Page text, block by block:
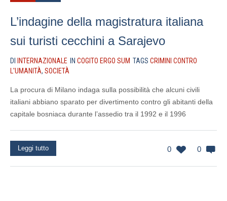
L’indagine della magistratura italiana
sui turisti cecchini a Sarajevo
DI INTERNAZIONALE IN COGITO ERGO SUM TAGS CRIMINI CONTRO
L'UMANITÀ, SOCIETÀ
La procura di Milano indaga sulla possibilità che alcuni civili
italiani abbiano sparato per divertimento contro gli abitanti della
capitale bosniaca durante l’assedio tra il 1992 e il 1996
0 0
Leggi tutto